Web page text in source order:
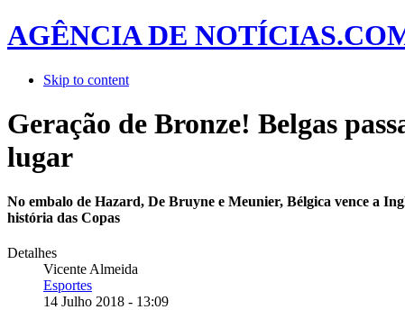
AGÊNCIA DE
Skip to content
Geração de Bronze! Belgas
lugar
No embalo de Hazard, De Bruyne e Meunier, Bélgica vence a
história das Copas
Detalhes
Vicente Almeida
Esportes
14 Julho 2018 - 13:09